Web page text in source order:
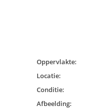
Oppervlakte:
Locatie:
Conditie:
Afbeelding: